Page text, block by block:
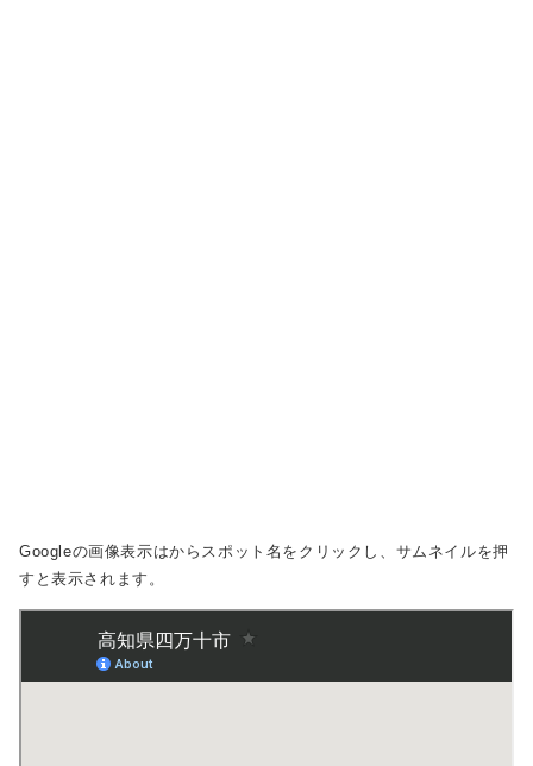
Googleの画像表示はからスポット名をクリックし、サムネイルを押
すと表示されます。